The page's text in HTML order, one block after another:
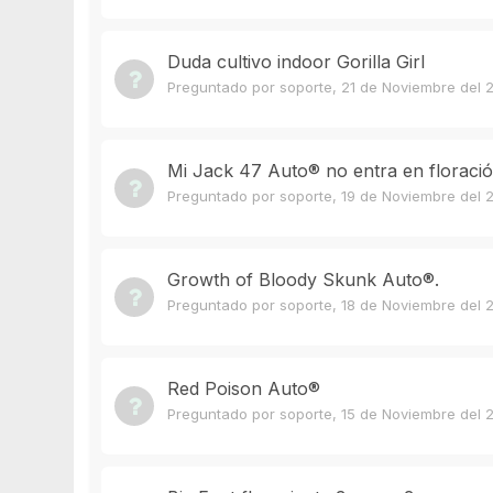
Duda cultivo indoor Gorilla Girl
Preguntado por soporte, 21 de Noviembre del
Mi Jack 47 Auto® no entra en
Preguntado por soporte,19 de Noviembre del
Growth of Bloody Skunk Auto®.
Preguntado por soporte,18 de Noviembre del
Red Poison Auto®️
Preguntado por soporte,15 de Noviembre del